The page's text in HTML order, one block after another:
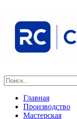
Главная
Производство
Мастерская